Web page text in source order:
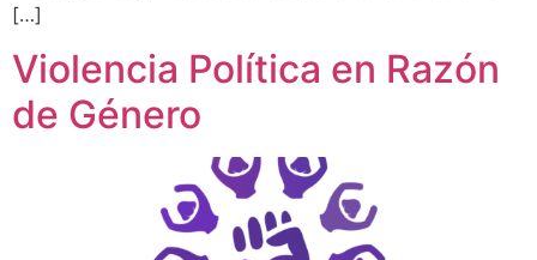
[…]
Violencia Política en Razón
de Género